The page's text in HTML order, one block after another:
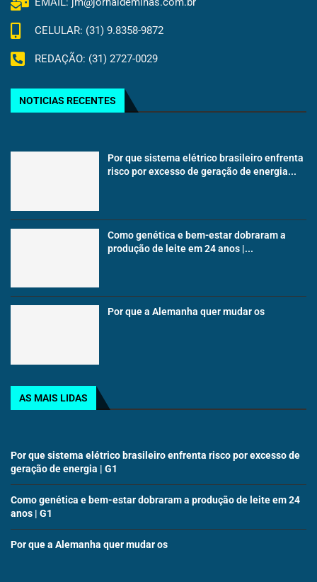
CELULAR: (31) 9.8358-9872
REDAÇÃO: (31) 2727-0029
NOTICIAS RECENTES
Por que sistema elétrico brasileiro enfrenta
risco por excesso de geração de energia...
Como genética e bem-estar dobraram a
produção de leite em 24 anos |...
Por que a Alemanha quer mudar os
AS MAIS LIDAS
Por que sistema elétrico brasileiro enfrenta risco por excesso de
geração de energia | G1
Como genética e bem-estar dobraram a produção de leite em 24
anos | G1
Por que a Alemanha quer mudar os